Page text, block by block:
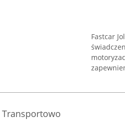
Fastcar
Transportowo